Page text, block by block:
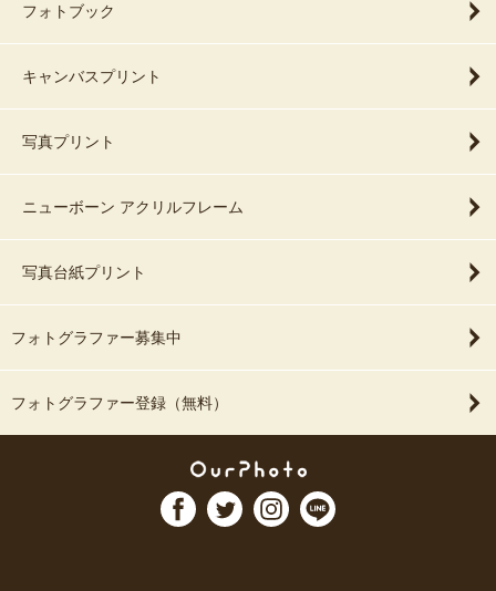
フォトブック
キャンバスプリント
写真プリント
ニューボーン アクリルフレーム
写真台紙プリント
フォトグラファー募集中
フォトグラファー登録（無料）